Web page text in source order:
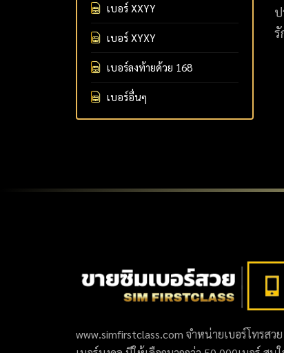
เบอร์ XXYY
เบอร์ XYXY
เบอร์ลงท้ายด้วย 168
เบอร์อื่นๆ
www.simfirstclass.com จำหน่ายเบอร์โทรสวย